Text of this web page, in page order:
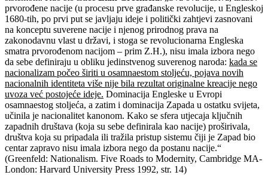
prvorođene nacije (u procesu prve građanske revolucije, u Engleskoj
1680-tih, po prvi put se javljaju ideje i politički zahtjevi zasnovani
na konceptu suverene nacije i njenog prirodnog prava na
zakonodavnu vlast u državi, i stoga se revolucionarna Engleska
smatra prvorođenom nacijom – prim Z.H.), nisu imala izbora nego
da sebe definiraju u obliku jedinstvenog suverenog naroda: kada se
nacionalizam počeo širiti u osamnaestom stoljeću, pojava novih
nacionalnih identiteta više nije bila rezultat originalne kreacije nego
uvoza već postojeće ideje. Dominacija Engleske u Evropi
osamnaestog stoljeća, a zatim i dominacija Zapada u ostatku svijeta,
učinila je nacionalitet kanonom. Kako se sfera utjecaja ključnih
zapadnih društava (koja su sebe definirala kao nacije) proširivala,
društva koja su pripadala ili tražila pristup sistemu čiji je Zapad bio
centar zapravo nisu imala izbora nego da postanu nacije.“
(Greenfeld: Nationalism. Five Roads to Modernity, Cambridge MA-
London: Harvard University Press 1992, str. 14)